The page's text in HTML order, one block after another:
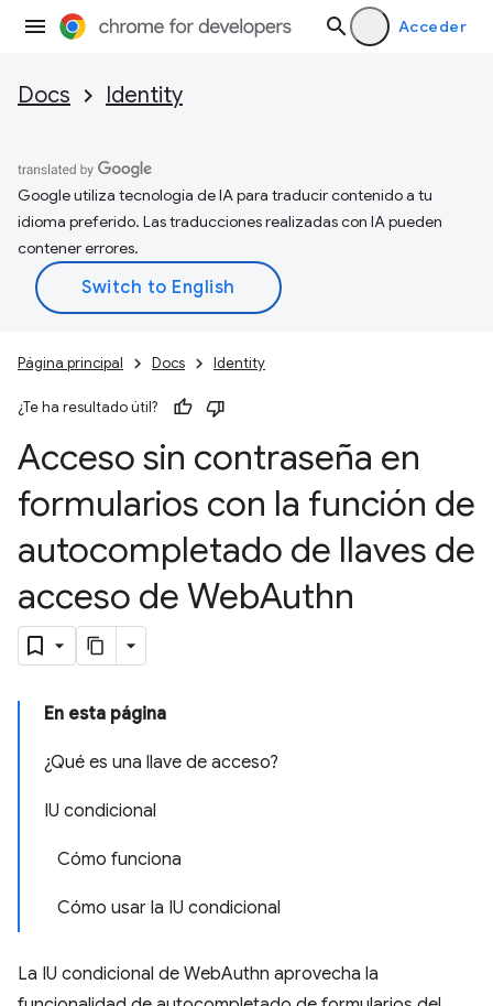
Acceder
Docs Identity
Google utiliza tecnología de IA para traducir contenido a tu
idioma preferido. Las traducciones realizadas con IA pueden
contener errores.
Página principal Docs Identity
¿Te ha resultado útil?
Acceso sin contraseña en
formularios con la función de
autocompletado de llaves de
acceso de WebAuthn
En esta página
¿Qué es una llave de acceso?
IU condicional
Cómo funciona
Cómo usar la IU condicional
La IU condicional de WebAuthn aprovecha la